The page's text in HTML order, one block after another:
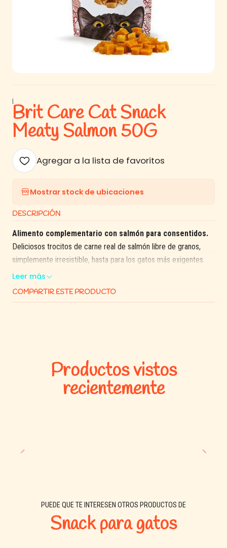
|
Brit Care Cat Snack
Meaty Salmon 50G
Agregar a la lista de favoritos
Mostrar stock de ubicaciones
DESCRIPCIÓN
Alimento complementario con salmón para consentidos.
Deliciosos trocitos de carne real de salmón libre de granos,
simplemente irresistible, hasta para los gatos más exigentes.
Leer más
COMPARTIR ESTE PRODUCTO
Productos vistos
recientemente
PUEDE QUE TE INTERESEN OTROS PRODUCTOS DE
Snack para gatos